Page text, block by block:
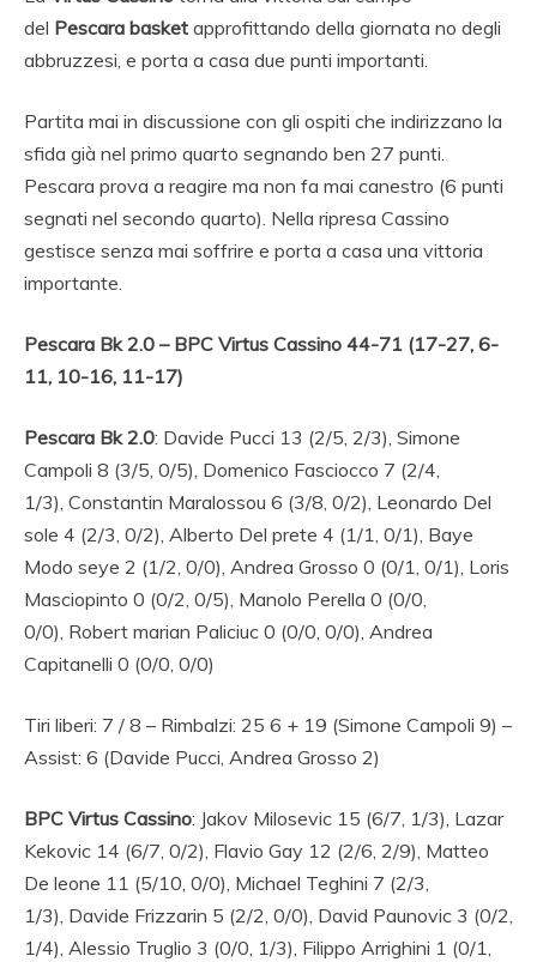
del Pescara basket approfittando della giornata no degli
abbruzzesi, e porta a casa due punti importanti.
Partita mai in discussione con gli ospiti che indirizzano la
sfida già nel primo quarto segnando ben 27 punti.
Pescara prova a reagire ma non fa mai canestro (6 punti
segnati nel secondo quarto). Nella ripresa Cassino
gestisce senza mai soffrire e porta a casa una vittoria
importante.
Pescara Bk 2.0 – BPC Virtus Cassino 44-71 (17-27, 6-
11, 10-16, 11-17)
Pescara Bk 2.0: Davide Pucci 13 (2/5, 2/3), Simone
Campoli 8 (3/5, 0/5), Domenico Fasciocco 7 (2/4,
1/3), Constantin Maralossou 6 (3/8, 0/2), Leonardo Del
sole 4 (2/3, 0/2), Alberto Del prete 4 (1/1, 0/1), Baye
Modo seye 2 (1/2, 0/0), Andrea Grosso 0 (0/1, 0/1), Loris
Masciopinto 0 (0/2, 0/5), Manolo Perella 0 (0/0,
0/0), Robert marian Paliciuc 0 (0/0, 0/0), Andrea
Capitanelli 0 (0/0, 0/0)
Tiri liberi: 7 / 8 – Rimbalzi: 25 6 + 19 (Simone Campoli 9) –
Assist: 6 (Davide Pucci, Andrea Grosso 2)
BPC Virtus Cassino: Jakov Milosevic 15 (6/7, 1/3), Lazar
Kekovic 14 (6/7, 0/2), Flavio Gay 12 (2/6, 2/9), Matteo
De leone 11 (5/10, 0/0), Michael Teghini 7 (2/3,
1/3), Davide Frizzarin 5 (2/2, 0/0), David Paunovic 3 (0/2,
1/4), Alessio Truglio 3 (0/0, 1/3), Filippo Arrighini 1 (0/1,